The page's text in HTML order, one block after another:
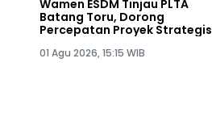
Wamen ESDM Tinjau PLTA
Batang Toru, Dorong
Percepatan Proyek Strategis
01 Agu 2026, 15:15 WIB